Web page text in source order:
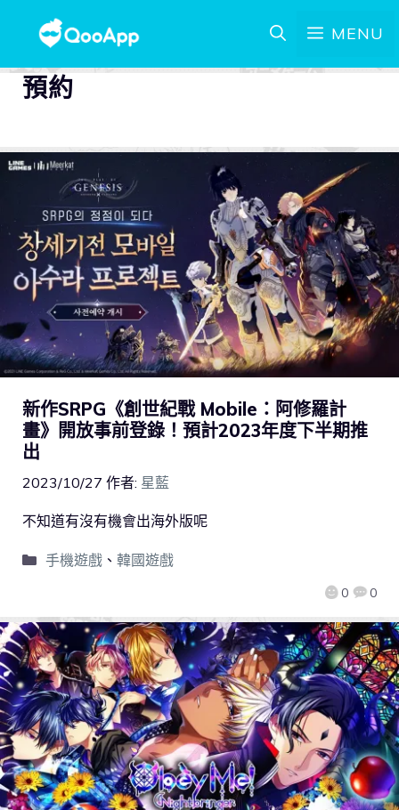
MENU
預約
新作SRPG《創世紀戰 Mobile：阿修羅計
畫》開放事前登錄！預計2023年度下半期推
出
2023/10/27 作者: 星藍
0 0
不知道有沒有機會出海外版呢
手機遊戲、 韓國遊戲